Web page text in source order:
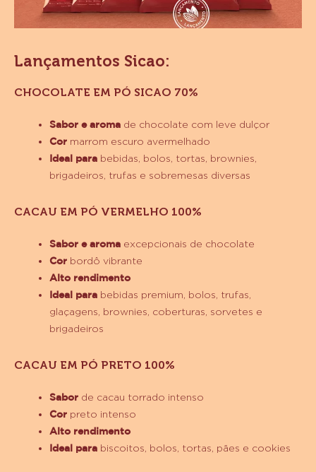
Lançamentos Sicao:
CHOCOLATE EM PÓ SICAO 70%
Sabor e aromade chocolate com leve dulçor
Cormarrom escuro avermelhado
Ideal parabebidas, bolos, tortas, brownies,
Sabor e aroma excepcionais de chocolate
Corbordô vibrante
Alto rendimento